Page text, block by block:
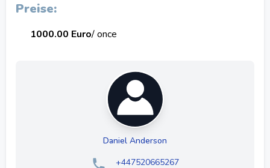
Preise:
1000.00 Euro/ once
Daniel Anderson
+447520665267